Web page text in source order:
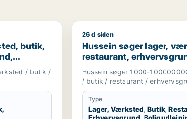
m.fl.klinik, restaurant, erhvervsgrund,
butik,
salg i
/ butik /
Hussein søger lager,
26 d siden
Hussein søger lager,
restaurant,
boligudlejningsejendom
salg i Greve, Solrød eller
Hussein søger 1000-
/ butik / restaurant /
Type
Lager, Værksted, Butik,
Erhvervsgrund,